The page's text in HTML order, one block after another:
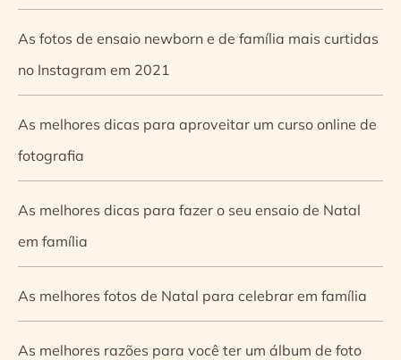
As fotos de ensaio newborn e de família mais curtidas
no Instagram em 2021
As melhores dicas para aproveitar um curso online de
fotografia
As melhores dicas para fazer o seu ensaio de Natal
em família
As melhores fotos de Natal para celebrar em família
As melhores razões para você ter um álbum de foto